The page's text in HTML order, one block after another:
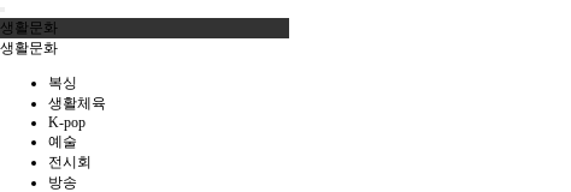
생활문화
생활문화
복싱
생활체육
K-pop
예술
전시회
방송